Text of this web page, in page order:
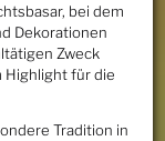
bei dem
Dekorationen
Zweck
Highlight für die
Tradition in